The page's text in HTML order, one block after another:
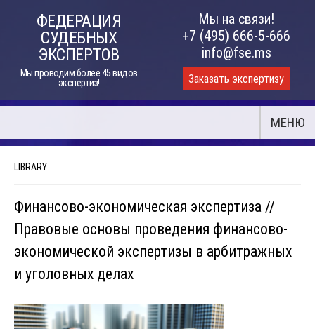
ФЕДЕРАЦИЯ
СУДЕБНЫХ
ЭКСПЕРТОВ
Мы проводим более 45 видов
экспертиз!
Мы на связи!
+7 (495) 666-5-666
info@fse.ms
Заказать экспертизу
МЕНЮ
LIBRARY
Финансово-экономическая экспертиза //
Правовые основы проведения финансово-
экономической экспертизы в арбитражных
и уголовных делах